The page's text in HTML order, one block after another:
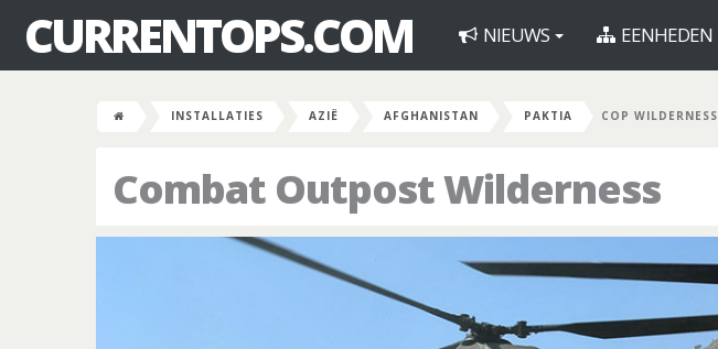
CURRENTOPS.COM NIEUWS EENHEDEN
INSTALLATIES AZIË AFGHANISTAN PAKTIA COP WILDERNESS
Combat Outpost Wilderness